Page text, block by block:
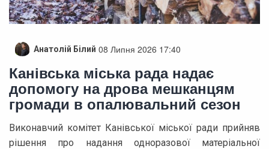
Анатолій Білий 08 Липня 2026 17:40
Канівська міська рада надає
допомогу на дрова мешканцям
громади в опалювальний сезон
Виконавчий комітет Канівської міської ради прийняв
рішення про надання одноразової матеріальної